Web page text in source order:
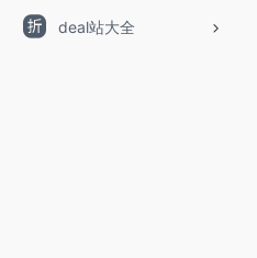
deal站大全